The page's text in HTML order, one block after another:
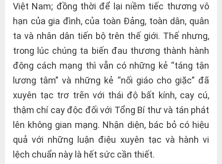
Việt Nam; đồng thời để lại niềm tiếc thương vô
hạn của gia đình, của toàn Đảng, toàn dân, quân
ta và nhân dân tiến bộ trên thế giới. Thế nhưng,
trong lúc chúng ta biến đau thương thành hành
động cách mạng thì vẫn có những kẻ “táng tận
lương tâm” và những kẻ “nối giáo cho giặc” đã
xuyên tạc trơ trẽn với thái độ bất kính, cay cú,
thậm chí cay độc đối với Tổng Bí thư và tán phát
lên không gian mạng. Nhận diện, bác bỏ có hiệu
quả với những luận điệu xuyên tạc và hành vi
lệch chuẩn này là hết sức cần thiết.